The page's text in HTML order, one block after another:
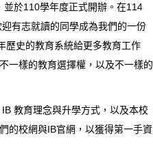
於110學年度正式開辦。在114
有志就讀的同學成為我們的一份
歷史的教育系統給更多教育工作
一樣的教育選擇權，以及不一樣的
教育理念與升學方式，以及本校
的校網與IB官網，以獲得第一手資